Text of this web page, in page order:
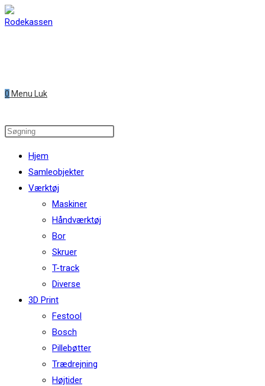
Skip
to
0 Menu Luk
Search
website
Hjem
Samleobjekter
Værktøj
Maskiner
Håndværktøj
Bor
Skruer
T-track
Diverse
3D Print
Festool
Bosch
Pillebøtter
Trædrejning
Højtider